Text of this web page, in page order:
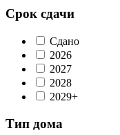
Срок сдачи
Сдано
2026
2027
2028
2029+
Тип дома